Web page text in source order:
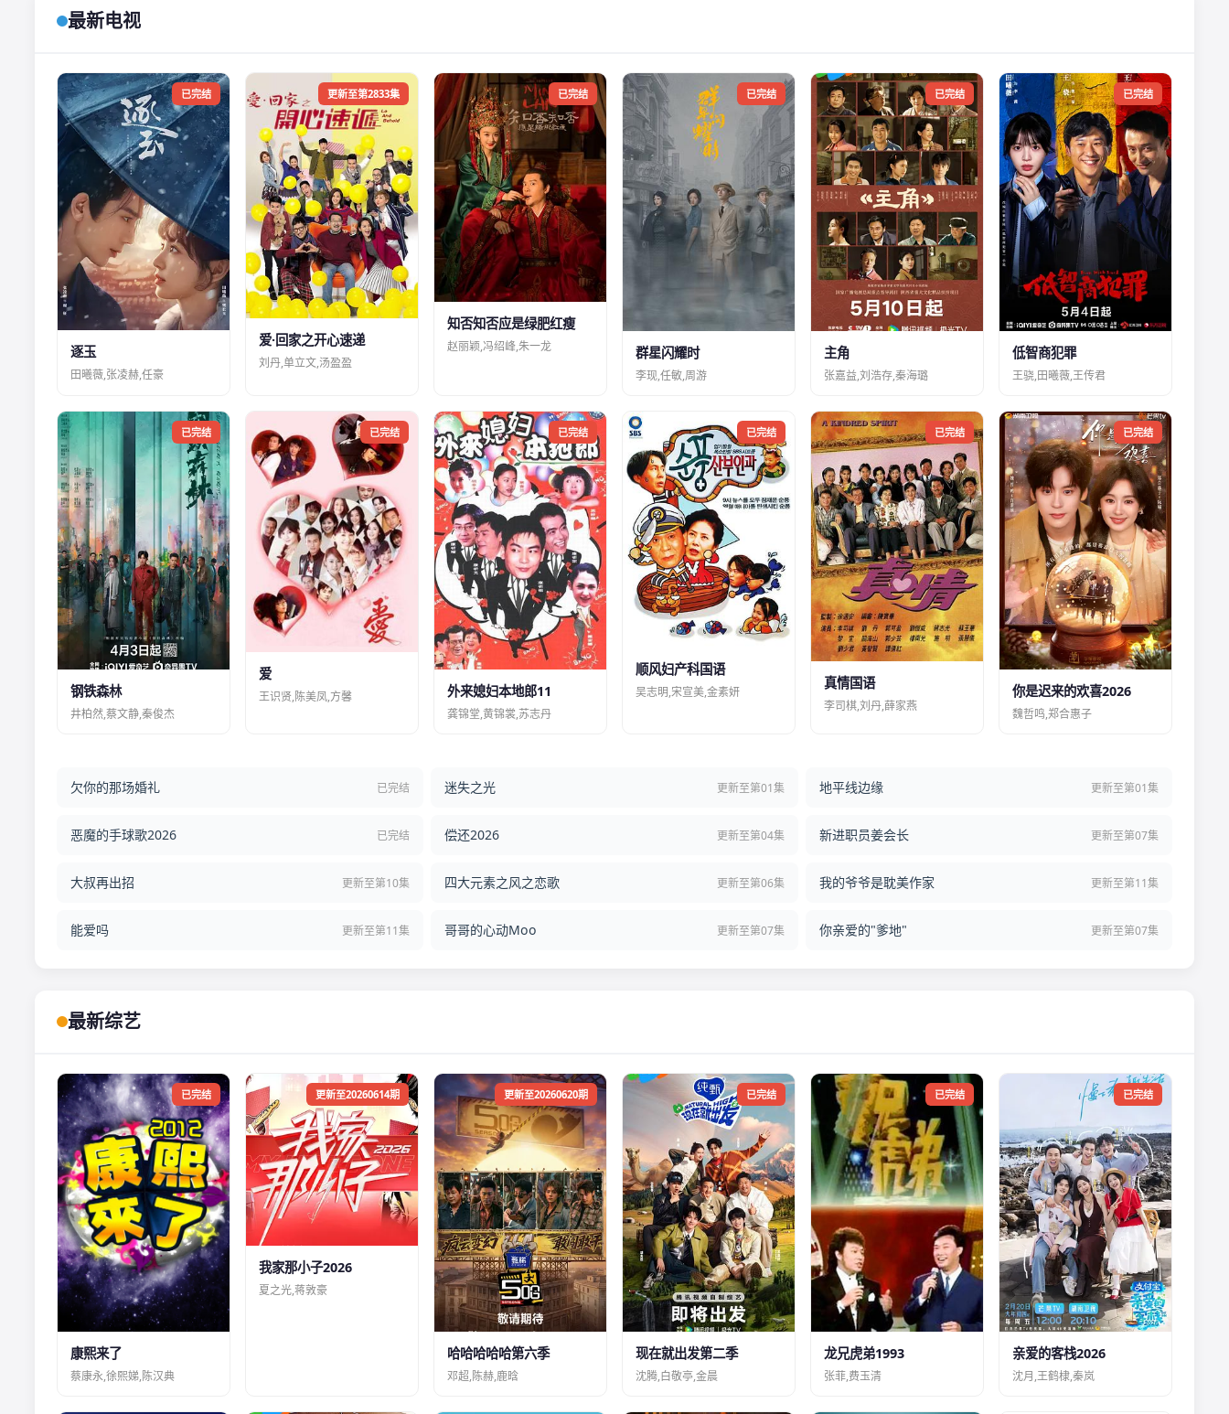
最新电视
已完结
逐玉
田曦薇,张凌赫,任豪
更新至第2833集
爱·回家之开心速递
刘丹,单立文,汤盈盈
已完结
知否知否应是绿肥红瘦
赵丽颖,冯绍峰,朱一龙
已完结
群星闪耀时
李现,任敏,周游
已完结
主角
张嘉益,刘浩存,秦海璐
已完结
低智商犯罪
王骁,田曦薇,王传君
已完结
钢铁森林
井柏然,蔡文静,秦俊杰
已完结
爱
王识贤,陈美凤,方馨
已完结
外来媳妇本地郎11
龚锦堂,黄锦裳,苏志丹
已完结
顺风妇产科国语
吴志明,宋宣美,金素妍
已完结
真情国语
李司棋,刘丹,薛家燕
已完结
你是迟来的欢喜2026
魏哲鸣,郑合惠子
欠你的那场婚礼 已完结 迷失之光 更新至第01集 地平线边缘 更新至第01集
恶魔的手球歌2026 已完结 偿还2026 更新至第04集 新进职员姜会长 更新至第07集
大叔再出招 更新至第10集 四大元素之风之恋歌 更新至第06集 我的爷爷是耽美作家 更新至第11集
能爱吗 更新至第11集 哥哥的心动Moo 更新至第07集 你亲爱的"爹地" 更新至第07集
最新综艺
已完结
康熙来了
蔡康永,徐熙娣,陈汉典
更新至20260614期
我家那小子2026
夏之光,蒋敦豪
更新至20260620期
哈哈哈哈哈第六季
邓超,陈赫,鹿晗
已完结
现在就出发第二季
沈腾,白敬亭,金晨
已完结
龙兄虎弟1993
张菲,费玉清
已完结
亲爱的客栈2026
沈月,王鹤棣,秦岚